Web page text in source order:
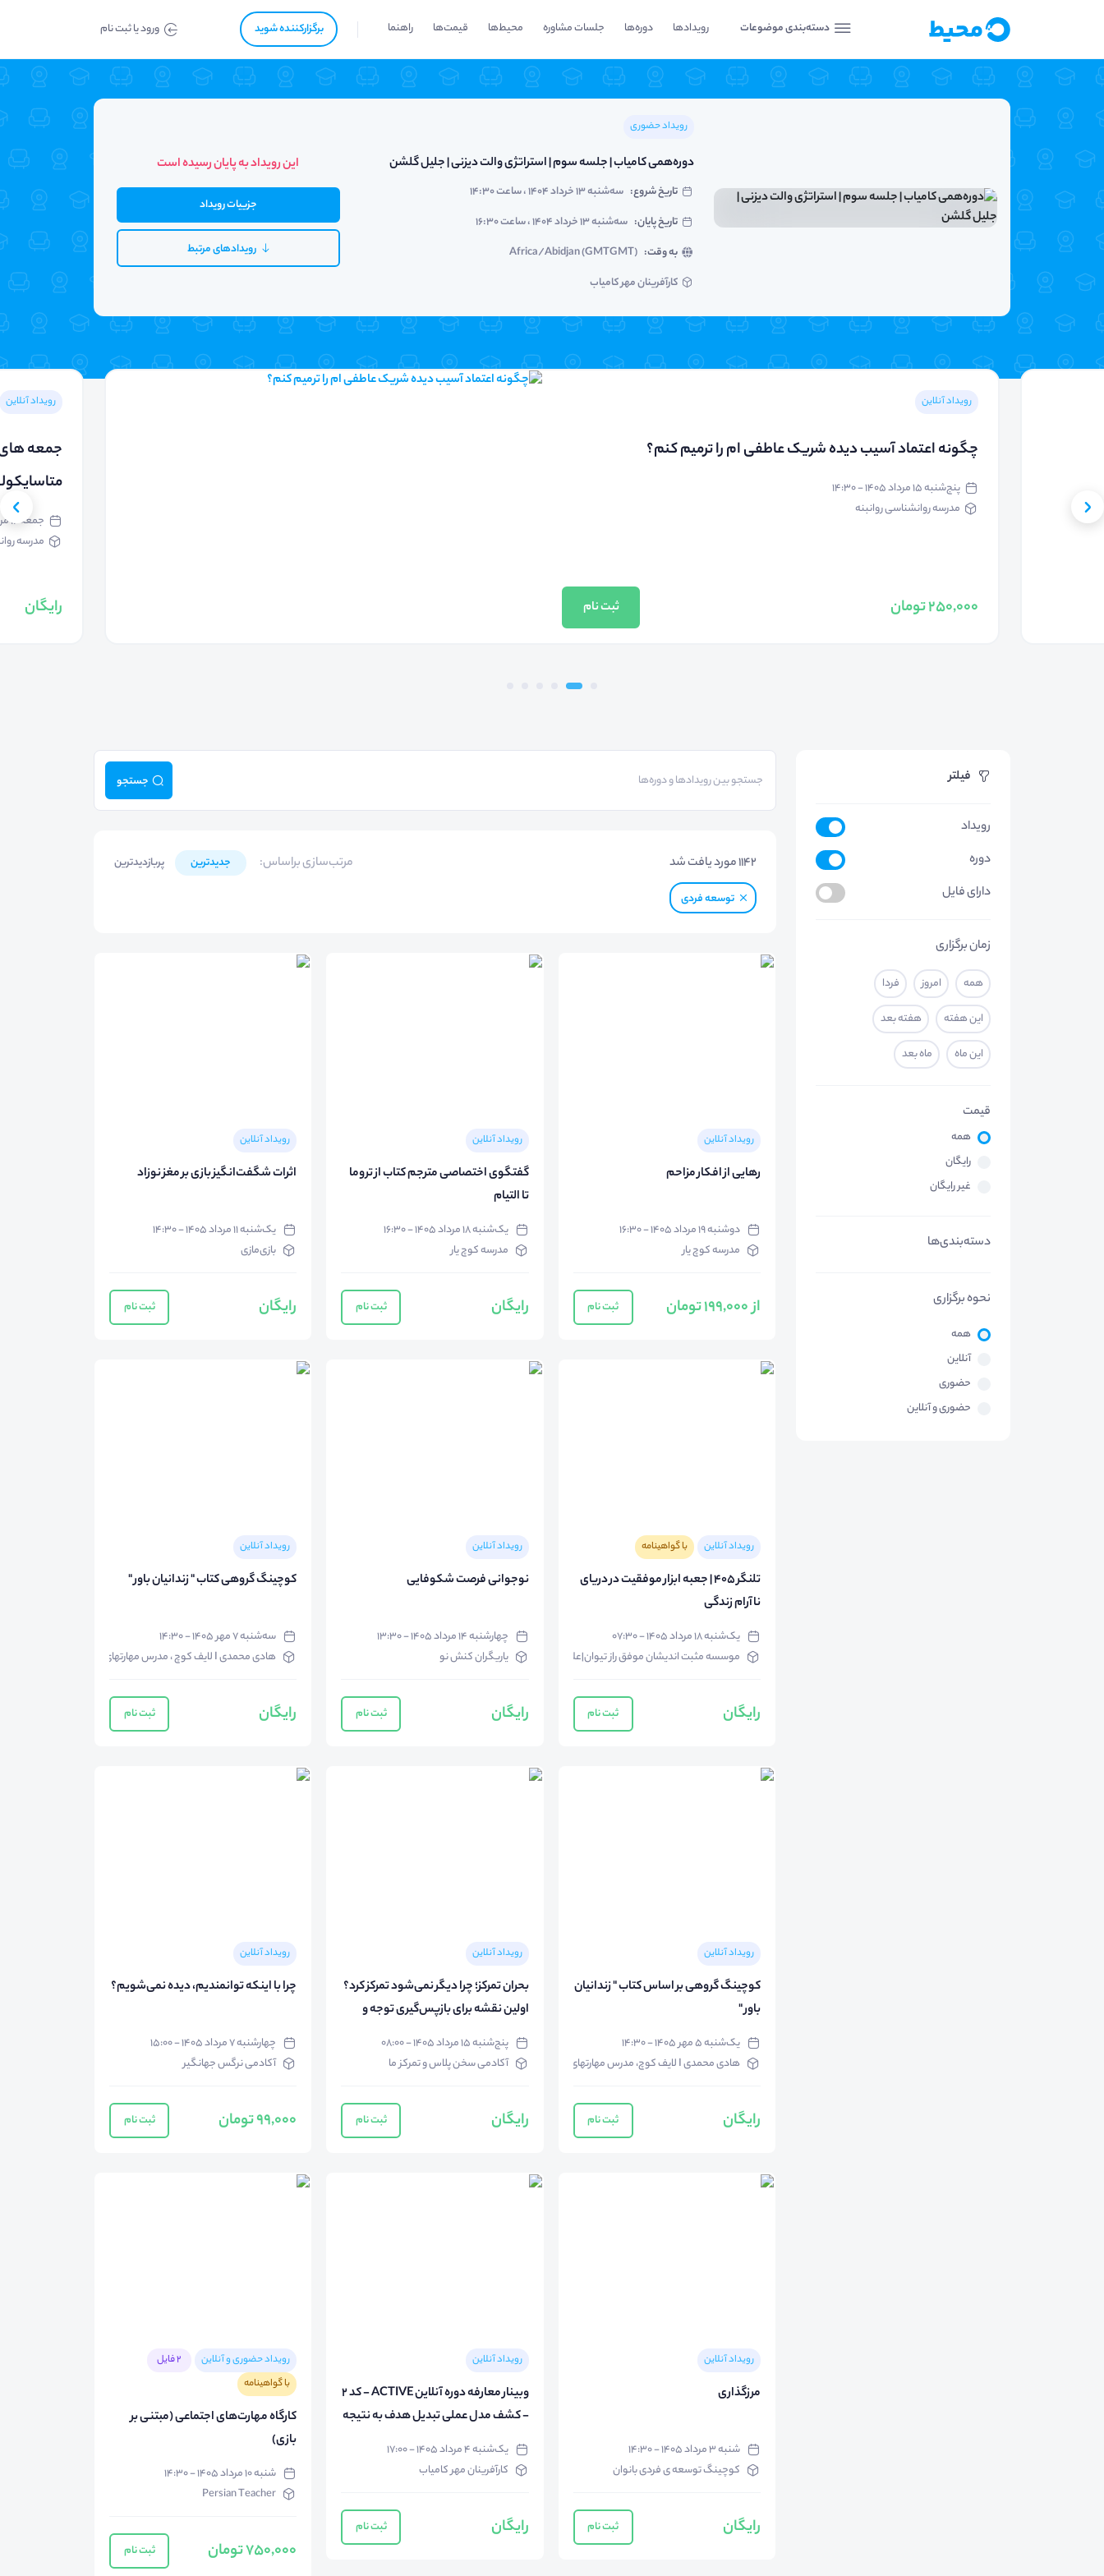
دسته‌بندی موضوعات رویدادها دوره‌ها جلسات مشاوره محیط‌ها قیمت‌ها راهنما برگزار‌‌کننده شوید ورود یا ثبت نام
رویداد حضوری
دوره‌همی کامیاب | جلسه سوم | استراتژی والت دیزنی | جلیل گلشن
تاریخ شروع: سه‌شنبه ۱۳ خرداد ۱۴۰۴ ، ساعت ۱۴:۳۰
تاریخ پایان: سه‌شنبه ۱۳ خرداد ۱۴۰۴ ، ساعت ۱۶:۳۰
به وقت:
Africa/Abidjan (GMTGMT)
کارآفرینان مهر کامیاب
این رویداد به پایان رسیده است
جزییات رویداد
رویدادهای مرتبط
رویداد آنلاین
چگونه اعتماد آسیب دیده شریک عاطفی ام را ترمیم کنم؟
پنج‌شنبه ۱۵ مرداد ۱۴۰۵ - ۱۴:۳۰
مدرسه روانشناسی روانبنه
250,000 تومان ثبت نام
رویداد آنلاین
جمعه های
جمعه ۱۶ مرداد ۱۴۰۵ - ۱۰:۳۰
مدرسه
رایگان
فیلتر
رویداد
دوره
دارای فایل
زمان برگزاری
همه امروز فردا
این هفته هفته بعد
این ماه ماه بعد
قیمت
همه
رایگان
غیر رایگان
دسته‌بندی‌ها
نحوه برگزاری
همه
آنلاین
حضوری
حضوری و آنلاین
جستجو
1142مورد یافت شد مرتب‌سازی براساس: جدیدترین پربازدیدترین
توسعه فردی
رویداد آنلاین
رهایی از افکار مزاحم
دوشنبه ۱۹ مرداد ۱۴۰۵ - ۱۶:۳۰
مدرسه کوچ یار
از 199,000 تومان ثبت نام
رویداد آنلاین
گفتگوی اختصاصی مترجم کتاب از تروما
تا التیام
یک‌شنبه ۱۸ مرداد ۱۴۰۵ - ۱۶:۳۰
مدرسه کوچ یار
رایگان ثبت نام
رویداد آنلاین
اثرات شگفت‌انگیز بازی بر مغز نوزاد
یک‌شنبه ۱۱ مرداد ۱۴۰۵ - ۱۴:۳۰
بازی‌مازی
رایگان ثبت نام
رویداد آنلاین با گواهینامه
تلنگر ۴۰۵ | جعبه ابزار موفقیت در دریای
ناآرام زندگی
یک‌شنبه ۱۸ مرداد ۱۴۰۵ - ۰۷:۳۰
موسسه مثبت اندیشان موفق راز تیوان|علی عباسی
رایگان ثبت نام
رویداد آنلاین
نوجوانی فرصت شکوفایی
چهارشنبه ۱۴ مرداد ۱۴۰۵ - ۱۳:۳۰
یاریگران کنش نو
رایگان ثبت نام
رویداد آنلاین
کوچینگ گروهی کتاب " زندانیان باور "
سه‌شنبه ۷ مهر ۱۴۰۵ - ۱۴:۳۰
هادی محمدی I لایف کوچ ، مدرس مهارتهای زندگی
رایگان ثبت نام
رویداد آنلاین
کوچینگ گروهی بر اساس کتاب " زندانیان
باور "
یک‌شنبه ۵ مهر ۱۴۰۵ - ۱۴:۳۰
هادی محمدی I لایف کوچ، مدرس مهارتهای زندگی
رایگان ثبت نام
رویداد آنلاین
بحران تمرکز؛ چرا دیگر نمی‌شود تمرکز کرد؟
اولین نقشه برای بازپس‌گیری توجه و
تمرکز
پنج‌شنبه ۱۵ مرداد ۱۴۰۵ - ۰۸:۰۰
آکادمی سخن پلاس و تمرکز ما
رایگان ثبت نام
رویداد آنلاین
چرا با اینکه توانمندیم، دیده نمی‌شویم؟
چهارشنبه ۷ مرداد ۱۴۰۵ - ۱۵:۰۰
آکادمی نرگس جهانگیر
99,000 تومان ثبت نام
رویداد آنلاین
مرزگذاری
شنبه ۳ مرداد ۱۴۰۵ - ۱۴:۳۰
کوچینگ توسعه ی فردی بانوان
رایگان ثبت نام
رویداد آنلاین
وبینار معارفه دوره آنلاین ACTIVE - کد 2
- کشف مدل عملی تبدیل هدف به نتیجه
با متد NLP
یک‌شنبه ۴ مرداد ۱۴۰۵ - ۱۷:۰۰
کارآفرینان مهر کامیاب
رایگان ثبت نام
رویداد حضوری و آنلاین
2 فایل
با گواهینامه
کارگاه مهارت‌های اجتماعی (مبتنی بر
بازی)
شنبه ۱۰ مرداد ۱۴۰۵ - ۱۴:۳۰
Persian Teacher
750,000 تومان ثبت نام